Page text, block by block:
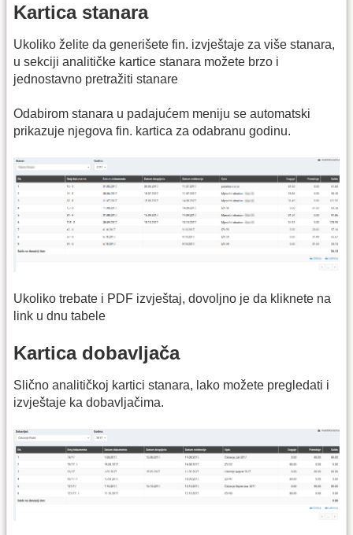
Kartica stanara
Ukoliko želite da generišete fin. izvještaje za više stanara,
u sekciji analitičke kartice stanara možete brzo i
jednostavno pretražiti stanare
Odabirom stanara u padajućem meniju se automatski
prikazuje njegova fin. kartica za odabranu godinu.
Ukoliko trebate i PDF izvještaj, dovoljno je da kliknete na
link u dnu tabele
Kartica dobavljača
Slično analitičkoj kartici stanara, lako možete pregledati i
izvještaje ka dobavljačima.